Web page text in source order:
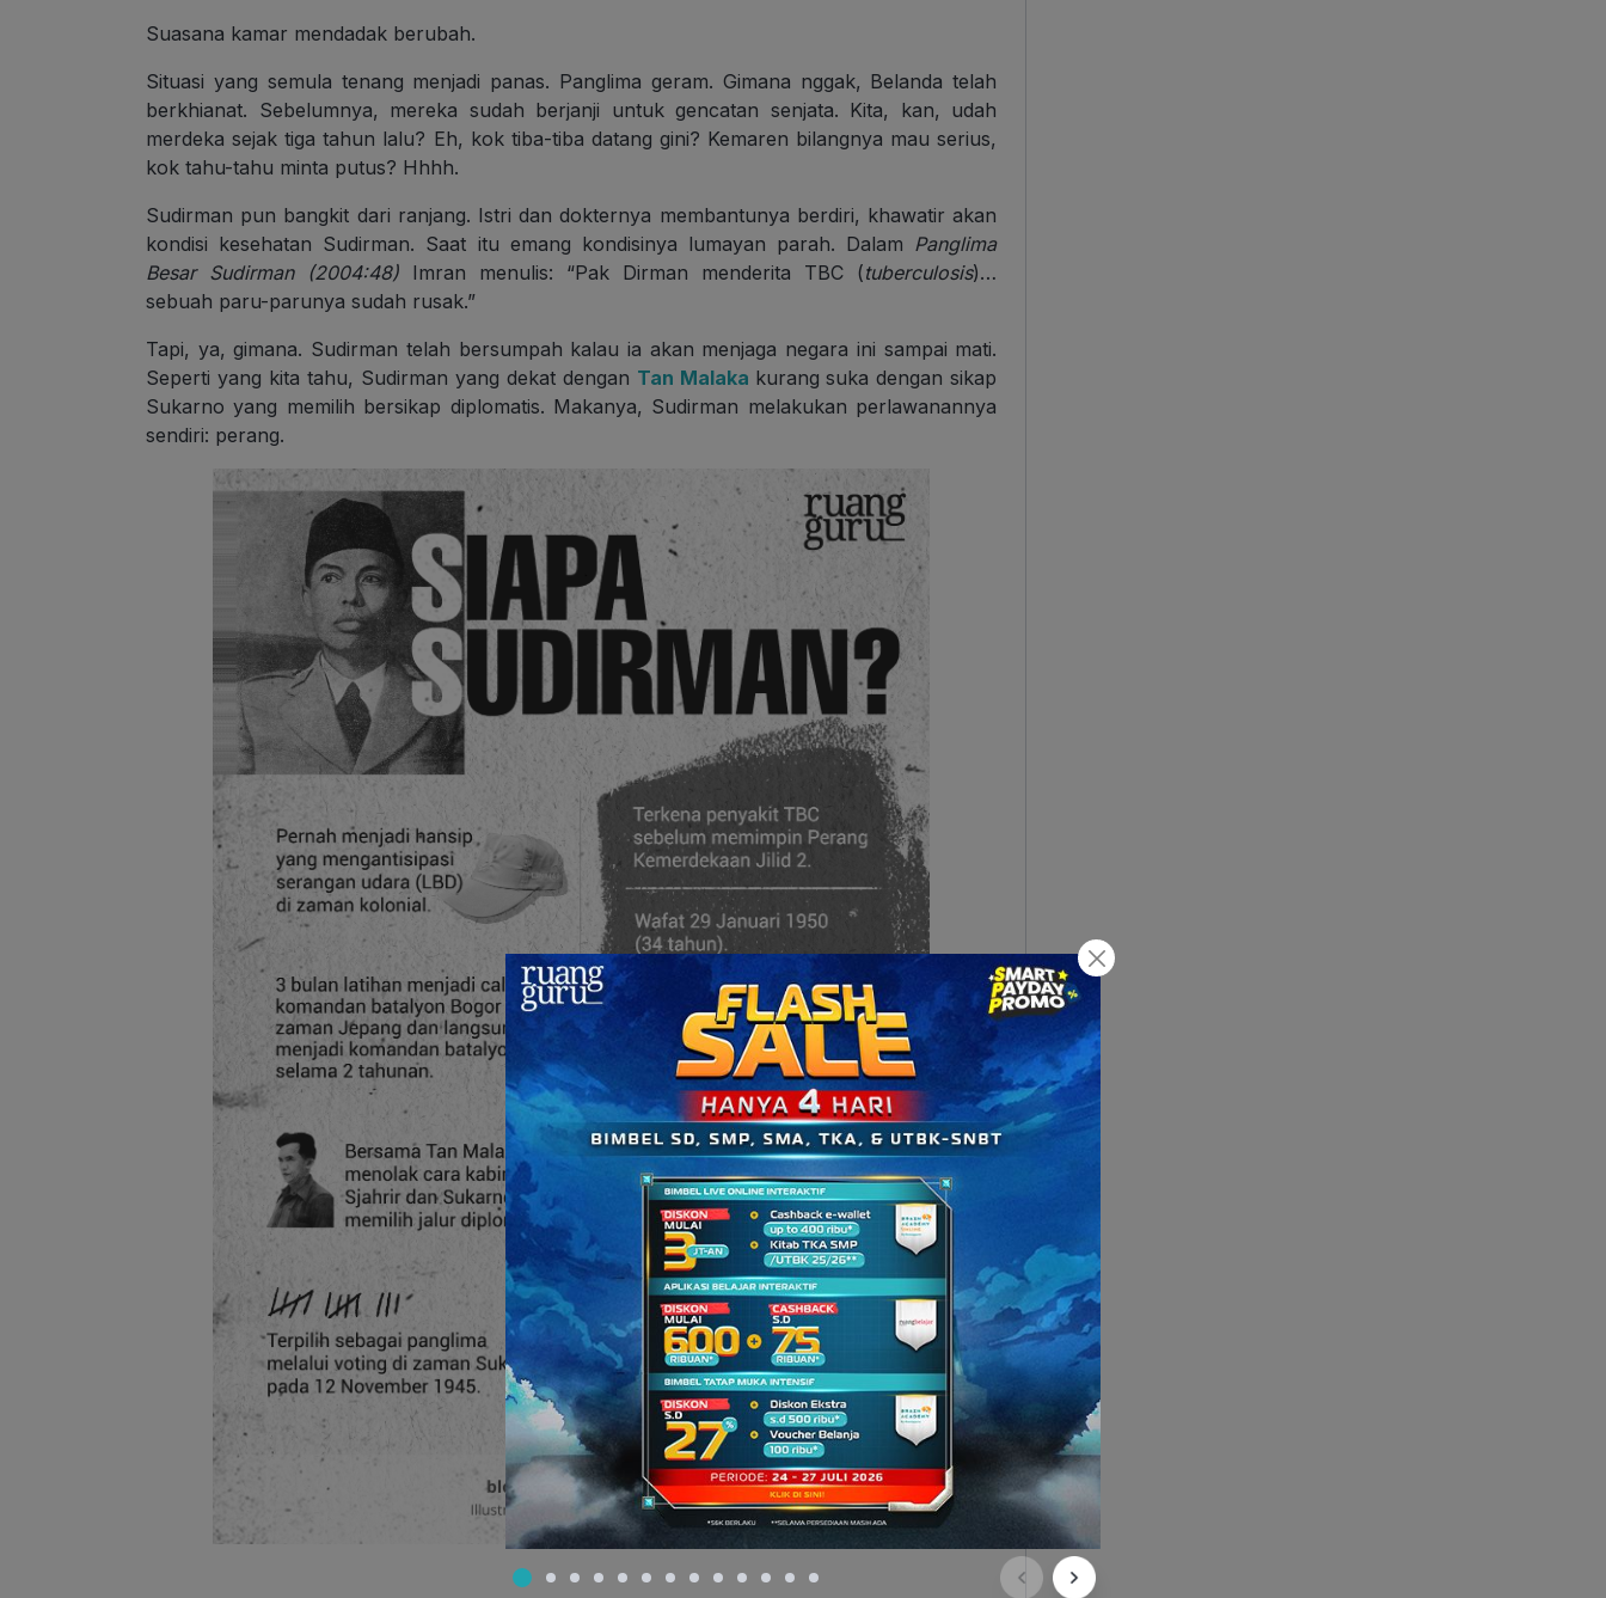
Suasana kamar mendadak berubah.
Situasi yang semula tenang menjadi panas. Panglima geram. Gimana nggak, Belanda telah
berkhianat. Sebelumnya, mereka sudah berjanji untuk gencatan senjata. Kita, kan, udah
merdeka sejak tiga tahun lalu? Eh, kok tiba-tiba datang gini? Kemaren bilangnya mau serius,
kok tahu-tahu minta putus? Hhhh.
Sudirman pun bangkit dari ranjang. Istri dan dokternya membantunya berdiri, khawatir akan
kondisi kesehatan Sudirman. Saat itu emang kondisinya lumayan parah. Dalam Panglima
Besar Sudirman (2004:48) Imran menulis: “Pak Dirman menderita TBC (tuberculosis)…
sebuah paru-parunya sudah rusak.”
Tapi, ya, gimana. Sudirman telah bersumpah kalau ia akan menjaga negara ini sampai mati.
Seperti yang kita tahu, Sudirman yang dekat dengan Tan Malaka kurang suka dengan sikap
Sukarno yang memilih bersikap diplomatis. Makanya, Sudirman melakukan perlawanannya
sendiri: perang.